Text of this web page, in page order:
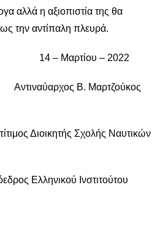
αλλά η αξιοπιστία της θα
την αντίπαλη πλευρά.
– 2022
Β. Μαρτζούκος
Σχολής Ναυτικών
Ινστιτούτου